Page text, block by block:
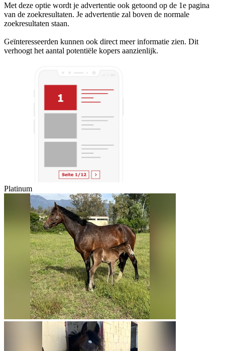
Met deze optie wordt je advertentie ook getoond op de 1e pagina
van de zoekresultaten. Je advertentie zal boven de normale
zoekresultaten staan.
Geïnteresseerden kunnen ook direct meer informatie zien. Dit
verhoogt het aantal potentiële kopers aanzienlijk.
Platinum